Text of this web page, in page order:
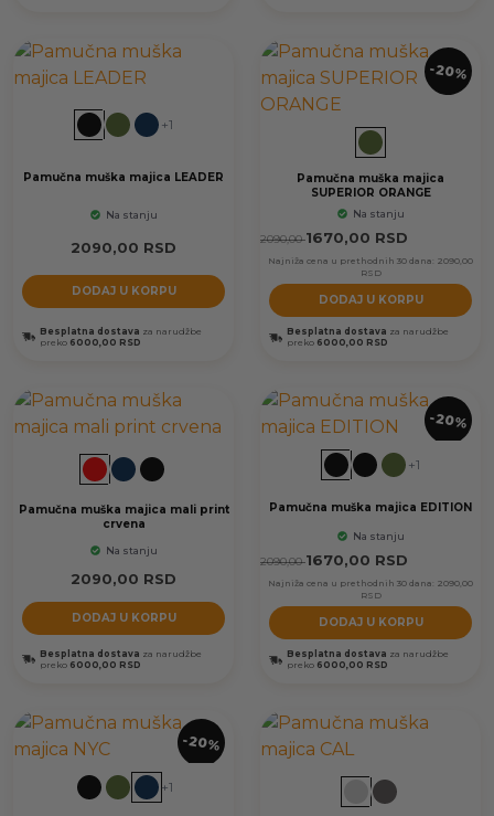
+1
Pamučna muška majica LEADER
Na stanju
2090,00 RSD
DODAJ U KORPU
Besplatna dostava za narudžbe
preko 6000,00 RSD
-20%
Pamučna muška majica
SUPERIOR ORANGE
Na stanju
2090,00 1670,00 RSD
Najniža cena u prethodnih 30 dana: 2090,00
RSD
DODAJ U KORPU
Besplatna dostava za narudžbe
preko 6000,00 RSD
Pamučna muška majica mali print
crvena
Na stanju
2090,00 RSD
DODAJ U KORPU
Besplatna dostava za narudžbe
preko 6000,00 RSD
-20%
+1
Pamučna muška majica EDITION
Na stanju
2090,00 1670,00 RSD
Najniža cena u prethodnih 30 dana: 2090,00
RSD
DODAJ U KORPU
Besplatna dostava za narudžbe
preko 6000,00 RSD
-20%
+1